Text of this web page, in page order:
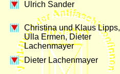
Ulrich Sander
Christina und Klaus Lipps,
Ulla Ermen, Dieter
Lachenmayer
Dieter Lachenmayer